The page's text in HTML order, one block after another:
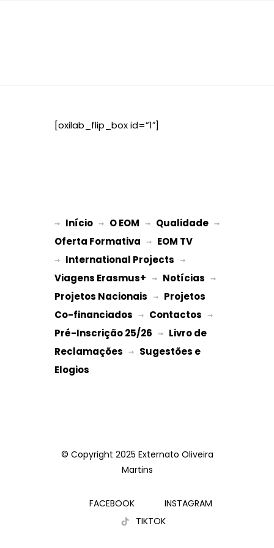
[oxilab_flip_box id=”1″]
→ Início → O EOM → Qualidade
Oferta Formativa → EOM TV
→ International Projects
Viagens Erasmus+ → Notícias
Projetos Nacionais → Projetos
Co-financiados → Contactos
Pré-Inscrição 25/26 → Livro de
Reclamações → Sugestões e
Elogios
© Copyright 2025 Externato Oliveira
Martins
FACEBOOK
INSTAGRAM
TIKTOK